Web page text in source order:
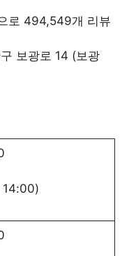
로 494,549개 리뷰
보광로 14 (보광
14:00)